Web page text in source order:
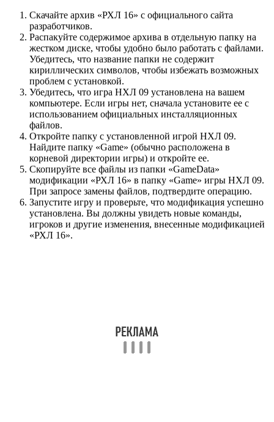
Скачайте архив «РХЛ 16» с официального сайта
разработчиков.
Распакуйте содержимое архива в отдельную папку на
жестком диске, чтобы удобно было работать с файлами.
Убедитесь, что название папки не содержит
кириллических символов, чтобы избежать возможных
проблем с установкой.
Убедитесь, что игра НХЛ 09 установлена на вашем
компьютере. Если игры нет, сначала установите ее с
использованием официальных инсталляционных
файлов.
Откройте папку с установленной игрой НХЛ 09.
Найдите папку «Game» (обычно расположена в
корневой директории игры) и откройте ее.
Скопируйте все файлы из папки «GameData»
модификации «РХЛ 16» в папку «Game» игры НХЛ 09.
При запросе замены файлов, подтвердите операцию.
Запустите игру и проверьте, что модификация успешно
установлена. Вы должны увидеть новые команды,
игроков и другие изменения, внесенные модификацией
«РХЛ 16».